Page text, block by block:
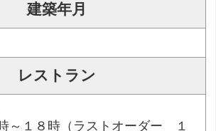
建築年月
レストラン
～１８時（ラストオーダー １